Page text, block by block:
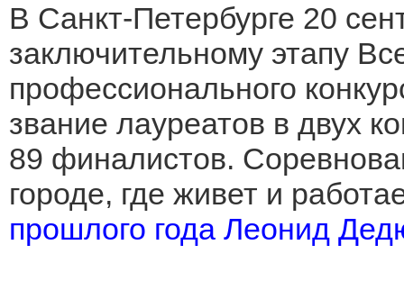
В Санкт-Петербурге 20
заключительному этапу
профессионального
звание лауреатов в двух
89 финалистов.
городе, где живет и
прошлого года Леонид